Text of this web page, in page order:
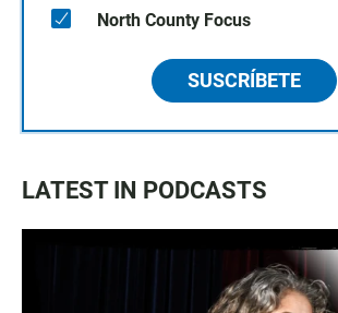
North County Focus
SUSCRÍBETE
LATEST IN PODCASTS